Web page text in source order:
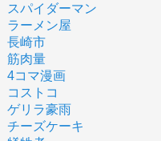
スパイダーマン
ラーメン屋
長崎市
筋肉量
4コマ漫画
コストコ
ゲリラ豪雨
チーズケーキ